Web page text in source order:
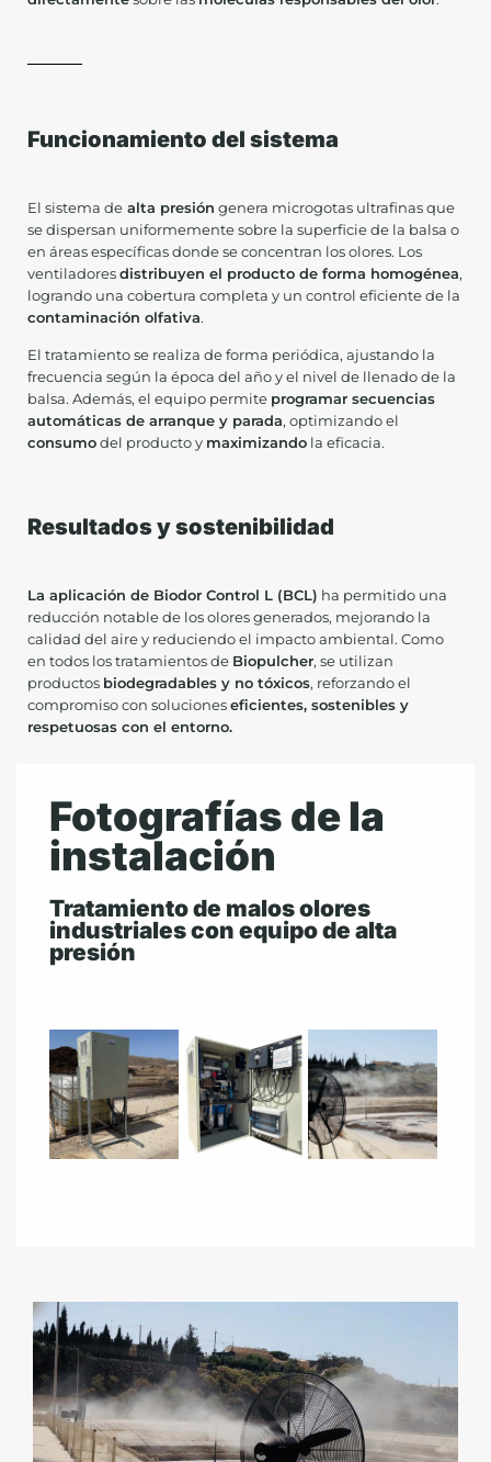
Funcionamiento del sistema
El sistema de alta presión genera microgotas ultrafinas que
se dispersan uniformemente sobre la superficie de la balsa o
en áreas específicas donde se concentran los olores. Los
ventiladores distribuyen el producto de forma homogénea,
logrando una cobertura completa y un control eficiente de la
contaminación olfativa.
El tratamiento se realiza de forma periódica, ajustando la
frecuencia según la época del año y el nivel de llenado de la
balsa. Además, el equipo permite programar secuencias
automáticas de arranque y parada, optimizando el
consumo del producto y maximizando la eficacia.
Resultados y sostenibilidad
La aplicación de Biodor Control L (BCL) ha permitido una
reducción notable de los olores generados, mejorando la
calidad del aire y reduciendo el impacto ambiental. Como
en todos los tratamientos de Biopulcher, se utilizan
productos biodegradables y no tóxicos, reforzando el
compromiso con soluciones eficientes, sostenibles y
respetuosas con el entorno.
Fotografías de la
instalación
Tratamiento de malos olores
industriales con equipo de alta
presión